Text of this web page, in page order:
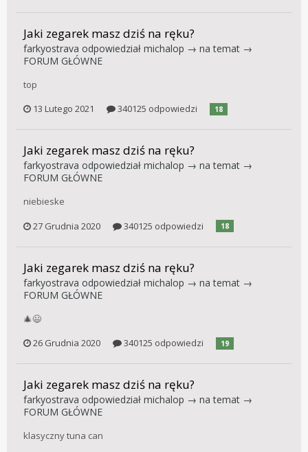
Jaki zegarek masz dziś na ręku?
farkyostrava odpowiedział michalop → na temat →
FORUM GŁÓWNE
top
13 Lutego 2021
340125 odpowiedzi 18
Jaki zegarek masz dziś na ręku?
farkyostrava odpowiedział michalop → na temat →
FORUM GŁÓWNE
niebieske
27 Grudnia 2020
340125 odpowiedzi 18
Jaki zegarek masz dziś na ręku?
farkyostrava odpowiedział michalop → na temat →
FORUM GŁÓWNE
🎄😃
26 Grudnia 2020
340125 odpowiedzi 19
Jaki zegarek masz dziś na ręku?
farkyostrava odpowiedział michalop → na temat →
FORUM GŁÓWNE
klasyczny tuna can